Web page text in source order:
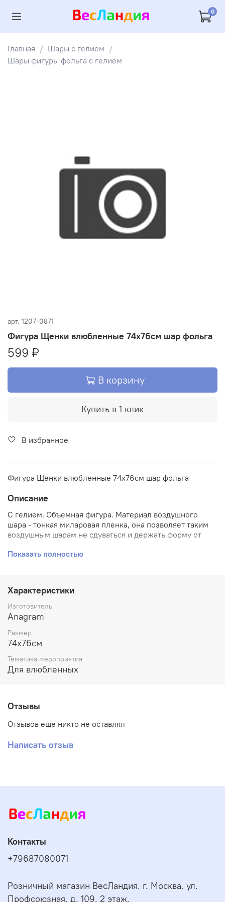
0
Главная
Шары с гелием
Шары фигуры фольга с гелием
арт. 1207-0871
Фигура Щенки влюбленные 74х76см шар фольга
599 ₽
В корзину
Купить в 1 клик
В избранное
Фигура Щенки влюбленные 74х76см шар фольга
Описание
С гелием. Объемная фигура. Материал воздушного
шара - тонкая миларовая пленка, она позволяет таким
воздушным шарам не сдуваться и держать форму от
Показать полностью
Характеристики
Изготовитель
Anagram
Размер
74х76см
Тематика мероприятия
Для влюбленных
Отзывы
Отзывов еще никто не оставлял
Написать отзыв
Контакты
+79687080071
Розничный магазин ВесЛандия. г. Москва, ул.
Профсоюзная, д. 109, 2 этаж.